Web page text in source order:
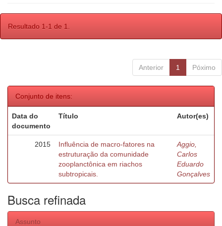
Resultado 1-1 de 1.
Anterior 1 Póximo
Conjunto de itens:
Data do
documento
Título Autor(es)
2015
Influência de macro-fatores na
estruturação da comunidade
zooplanctônica em riachos
subtropicais.
Aggio,
Carlos
Eduardo
Gonçalves
Busca refinada
Assunto